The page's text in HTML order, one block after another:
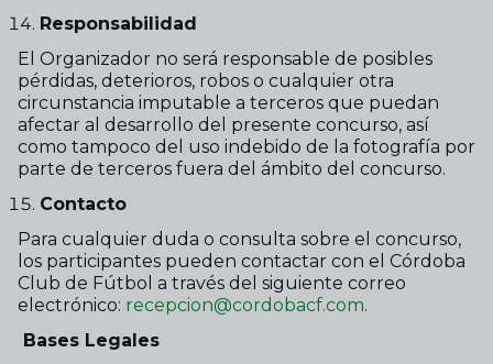
Responsabilidad
El Organizador no será responsable de posibles
pérdidas, deterioros, robos o cualquier otra
circunstancia imputable a terceros que puedan
afectar al desarrollo del presente concurso, así
como tampoco del uso indebido de la fotografía por
parte de terceros fuera del ámbito del concurso.
Contacto
Para cualquier duda o consulta sobre el concurso,
los participantes pueden contactar con el Córdoba
Club de Fútbol a través del siguiente correo
electrónico: recepcion@cordobacf.com.
Bases Legales